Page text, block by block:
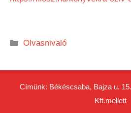
Kategória
Olvasnivaló
Címünk: Békéscsaba, Bajza u.
Kft.mellett